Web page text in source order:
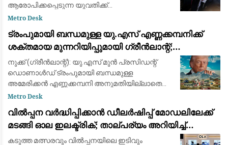
ആരോപിക്കപ്പെടുന്ന യുവതിക്ക്
ഓർഗനൈസേഷന്റെ പണം നൽകി
തള്ളി ഫിഫ പ്രസിഡന്റ് ജിയാനി ഇൻഫാന്റിനോ.
ബ്രിട്ട
Metro Desk
ട്രംപുമായി ബന്ധമുള്ള യു.എസ് എണ്ണക്കമ്പനിക്ക്
ശക്തമായ മുന്നറിയിപ്പുമായി ഗ്രീൻലാന്റ്;
അനുമതിയില്ലാതെ ഡ്രില്ലിംഗ് ഉപകരണങ്ങൾ
എത്തിച്ചതിൽ അമർഷം
നുക്ക് (ഗ്രീൻലാന്റ്): യു.എസ് മുൻ പ്രസിഡന്റ്
ഡൊണാൾഡ് ട്രംപുമായി ബന്ധമുള്ള
അമേരിക്കൻ എണ്ണക്കമ്പനി അനുമതിയില്ലാതെ
ഖനന സാമഗ്രികൾ കരയിലെത്തിച്ച സംഭവത്തിൽ
കിഴക
Metro Desk
വിൽപ്പന വർദ്ധിപ്പിക്കാൻ ഡീലർഷിപ്പ് മോഡലിലേക്ക്
മടങ്ങി ഓല ഇലക്ട്രിക്; താല്പര്യം അറിയിച്ച്
ആയിരത്തോളം പേർ
കടുത്ത മത്സരവും വിൽപ്പനയിലെ ഇടിവും